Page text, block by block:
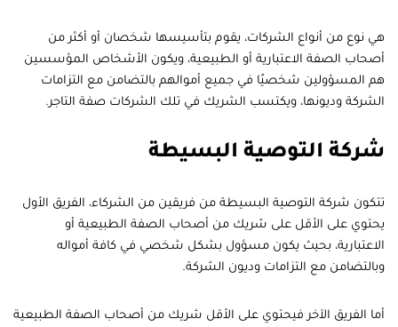
هي نوع من أنواع الشركات، يقوم بتأسيسها شخصان أو أكثر من
أصحاب الصفة الاعتبارية أو الطبيعية، ويكون الأشخاص المؤسسين
هم المسؤولين شخصيًا في جميع أموالهم بالتضامن مع التزامات
الشركة وديونها، ويكتسب الشريك في تلك الشركات صفة التاجر.
شركة التوصية البسيطة
تتكون شركة التوصية البسيطة من فريقين من الشركاء، الفريق الأول
يحتوي على الأقل على شريك من أصحاب الصفة الطبيعية أو
الاعتبارية، بحيث يكون مسؤول بشكل شخصي في كافة أمواله
وبالتضامن مع التزامات وديون الشركة.
أما الفريق الآخر فيحتوي على الأقل شريك من أصحاب الصفة الطبيعية